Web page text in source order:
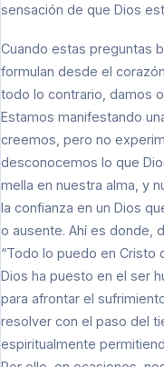
sensación de que Dios
Cuando estas preguntas
formulan desde el
todo lo contrario, damos
Estamos manifestando
creemos, pero no
desconocemos lo que
mella en nuestra alma, y
la confianza en un Dios
o ausente. Ahí es donde,
“Todo lo puedo en Cristo
Dios ha puesto en el ser
para afrontar el
resolver con el paso del
espiritualmente